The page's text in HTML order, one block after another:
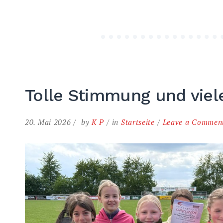
Tolle Stimmung und
20. Mai 2026 by K P in Startseite Leave a